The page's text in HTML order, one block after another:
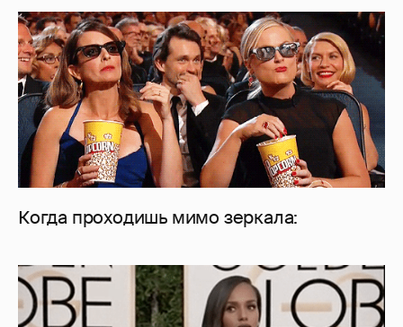
Когда проходишь мимо зеркала: